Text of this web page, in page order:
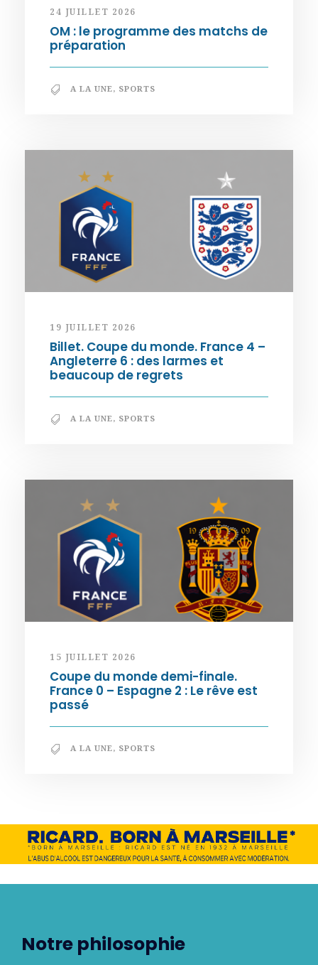
24 JUILLET 2026
OM : le programme des matchs de
préparation
A LA UNE, SPORTS
19 JUILLET 2026
Billet. Coupe du monde. France 4 –
Angleterre 6 : des larmes et
beaucoup de regrets
A LA UNE, SPORTS
15 JUILLET 2026
Coupe du monde demi-finale.
France 0 – Espagne 2 : Le rêve est
passé
A LA UNE, SPORTS
Notre philosophie